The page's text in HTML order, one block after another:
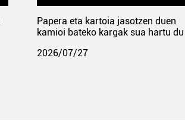
Papera eta kartoia jasotzen duen
kamioi bateko kargak sua hartu du
2026/07/27